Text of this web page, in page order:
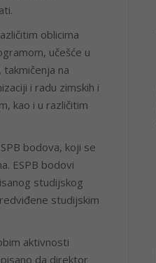
oblicima
učešće u
na
i radu zimskih i
kao i u različitim
bodova, koji se
ESPB bodovi
studijskog
studijskim
aktivnosti
da direktor